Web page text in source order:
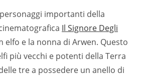
importanti della
Il Signore Degli
elfo e la nonna di Arwen. Questo
più vecchi e potenti della Terra
tre a possedere un anello di